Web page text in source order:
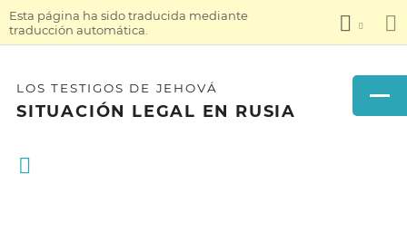
Esta página ha sido traducida mediante
traducción automática.
LOS TESTIGOS DE JEHOVÁ
SITUACIÓN LEGAL EN RUSIA